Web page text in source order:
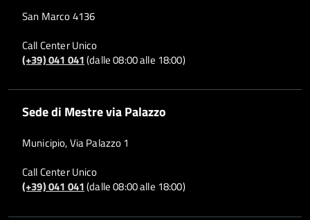
San Marco 4136
Call Center Unico
(+39) 041 041(dalle 08:00 alle 18:00)
Sede di Mestre via Palazzo
Municipio, Via Palazzo 1
Call Center Unico
(+39) 041 041(dalle 08:00 alle 18:00)